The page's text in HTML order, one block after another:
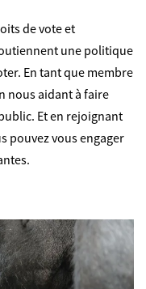
de vote et
une politique
En tant que membre
nous aidant à faire
Et en rejoignant
pouvez vous engager